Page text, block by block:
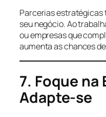
Parcerias estratégicas
seu negócio. Ao
ou empresas que
aumenta as chances
7. Foque na
Adapte-se